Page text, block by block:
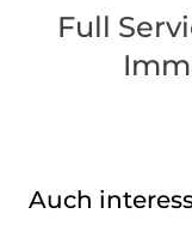
Full
Auch